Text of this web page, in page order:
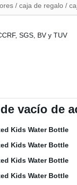
/ caja de regalo /
SGS, BV y TUV
vacío de